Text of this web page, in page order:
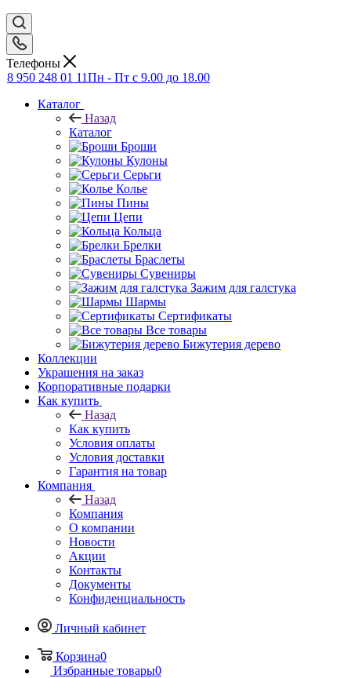
Телефоны
8 950 248 01 11Пн - Пт с 9.00 до 18.00
Каталог
Назад
Каталог
Броши
Кулоны
Серьги
Колье
Пины
Цепи
Кольца
Брелки
Браслеты
Сувениры
Зажим для галстука
Шармы
Сертификаты
Все товары
Бижутерия дерево
Коллекции
Украшения на заказ
Корпоративные подарки
Как купить
Назад
Как купить
Условия оплаты
Условия доставки
Гарантия на товар
Компания
Назад
Компания
О компании
Новости
Акции
Контакты
Документы
Конфиденциальность
Личный кабинет
Корзина0
Избранные товары0